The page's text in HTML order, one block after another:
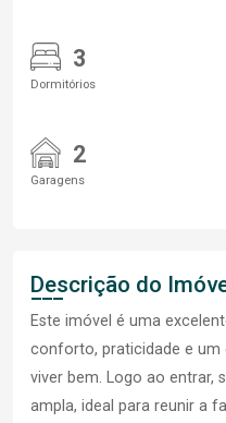
3
Dormitórios
2
Garagens
Descrição do
Este imóvel é uma
conforto, praticidade e um
viver bem. Logo ao entrar,
ampla, ideal para reunir a